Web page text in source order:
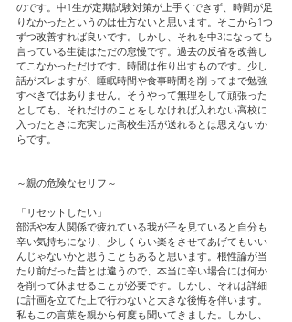
のです。中1生が定期試験対策が上手くできず、時間が足
りなかったというのは仕方ないと思います。そこから1つ
ずつ改善すれば良いです。しかし、それを中3になっても
言っている生徒はただの怠慢です。過去の反省を改善し
てこなかっただけです。時間は作り出すものです。少し
話がズレますが、睡眠時間や食事時間を削ってまで勉強
すべきではありません。そうやって無理をして頑張った
としても、それだけのことをしなければ入れない高校に
入ったときに充実した高校生活が送れるとは思えないか
らです。
～親の危険なセリフ～
「リセットしたい」
部活や友人関係で疲れている我が子を見ていると自分も
辛い気持ちになり、少しくらい楽をさせてあげてもいい
んじゃないかと思うこともあると思います。根性論が当
たり前だった昔とは違うので、本当に辛い場合には何か
を削って休ませることが必要です。しかし、それは詳細
に計画を立てた上で行わないと大きな後悔を伴います。
私もこの言葉を親から何度も聞いてきました。しかし、